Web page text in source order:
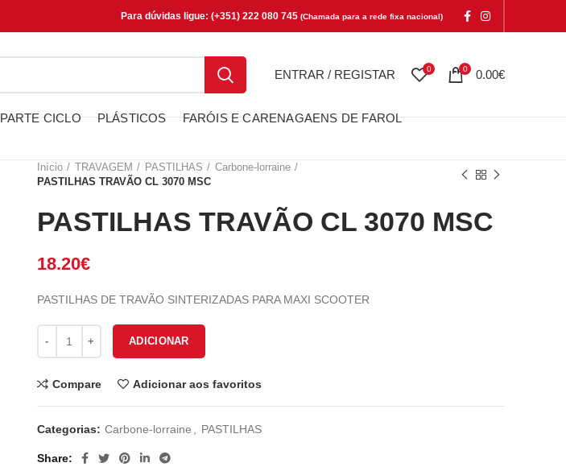
Para dúvidas ligue: (+351) 222 080 745 (Chamada para a rede fixa nacional)
ENTRAR / REGISTAR 0 0 0.00€
PARTE CICLO PLÁSTICOS FARÓIS E CARENAGAENS DE FAROL
Início TRAVAGEM PASTILHAS
Carbone-lorraine
PASTILHAS TRAVÃO CL 3070 MSC
PASTILHAS TRAVÃO CL 3070 MSC
18.20€
PASTILHAS DE TRAVÃO SINTERIZADAS PARA MAXI SCOOTER
ADICIONAR
Compare Adicionar aos favoritos
Categorias: Carbone-lorraine PASTILHAS
Share